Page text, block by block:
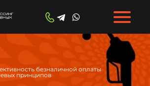
безналичной оплаты
принципов